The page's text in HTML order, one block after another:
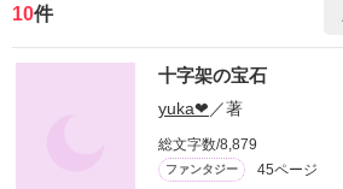
検索ワード
10件
十字架の宝石
yuka❤ ／著
総文字数/8,879
ファンタジー 45ページ